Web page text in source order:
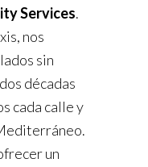
Services.
nos
sin
décadas
cada calle y
un